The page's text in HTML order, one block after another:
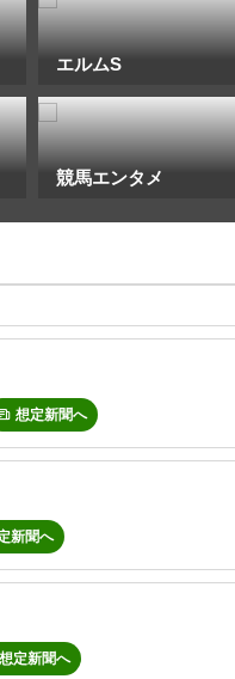
エルムS
競馬エンタメ
想定新聞へ
新聞へ
想定新聞へ